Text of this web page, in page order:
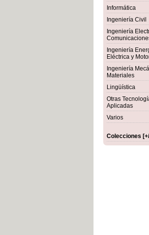
Informática
Ingeniería Civil
Ingeniería
Ingeniería
Eléctrica y
Ingeniería
Materiales
Lingüística
Otras
Aplicadas
Varios
Colecciones